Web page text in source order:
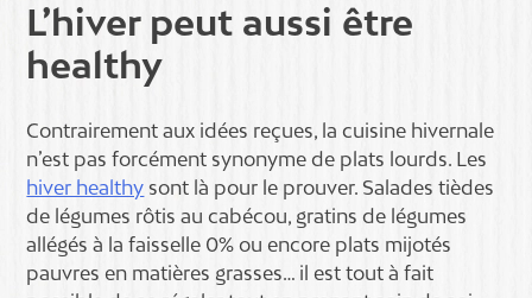
L’hiver peut aussi être
healthy
Contrairement aux idées reçues, la cuisine hivernale
n’est pas forcément synonyme de plats lourds. Les
hiver healthy sont là pour le prouver. Salades tièdes
de légumes rôtis au cabécou, gratins de légumes
allégés à la faisselle 0% ou encore plats mijotés
pauvres en matières grasses… il est tout à fait